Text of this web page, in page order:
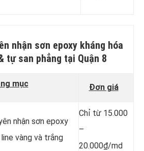
nhận sơn epoxy kháng hóa
tự san phẳng tại Quận 8
mục Đơn giá
nhận sơn epoxy
vàng và trắng
Chỉ từ 15.000
–
20.000₫/md